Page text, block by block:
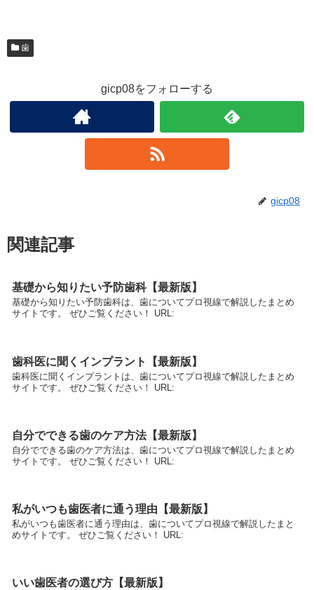
歯
gicp08をフォローする
gicp08
関連記事
基礎から知りたい予防歯科【最新版】
基礎から知りたい予防歯科は、歯についてプロ視線で解説したまとめ
サイトです。 ぜひご覧ください！ URL:
歯科医に聞くインプラント【最新版】
歯科医に聞くインプラントは、歯についてプロ視線で解説したまとめ
サイトです。 ぜひご覧ください！ URL:
自分でできる歯のケア方法【最新版】
自分でできる歯のケア方法は、歯についてプロ視線で解説したまとめ
サイトです。 ぜひご覧ください！ URL:
私がいつも歯医者に通う理由【最新版】
私がいつも歯医者に通う理由は、歯についてプロ視線で解説したまと
めサイトです。 ぜひご覧ください！ URL:
いい歯医者の選び方【最新版】